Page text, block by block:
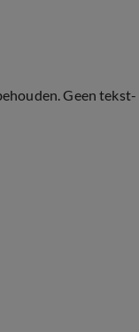
Geen tekst-